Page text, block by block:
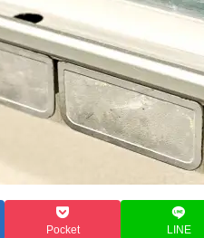
Pocket LINE